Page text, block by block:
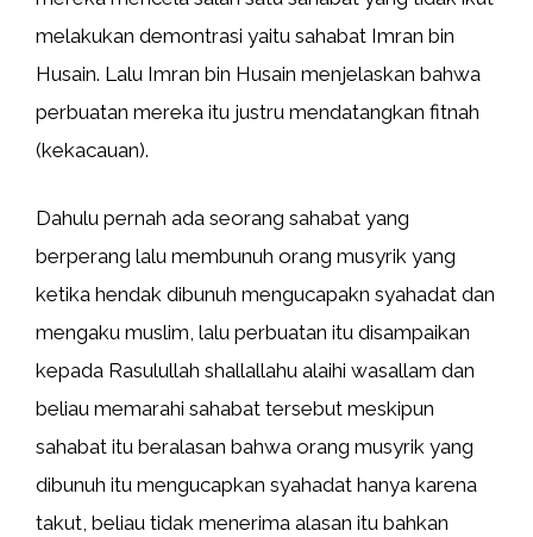
melakukan demontrasi yaitu sahabat Imran bin
Husain. Lalu Imran bin Husain menjelaskan bahwa
perbuatan mereka itu justru mendatangkan fitnah
(kekacauan).
Dahulu pernah ada seorang sahabat yang
berperang lalu membunuh orang musyrik yang
ketika hendak dibunuh mengucapakn syahadat dan
mengaku muslim, lalu perbuatan itu disampaikan
kepada Rasulullah shallallahu alaihi wasallam dan
beliau memarahi sahabat tersebut meskipun
sahabat itu beralasan bahwa orang musyrik yang
dibunuh itu mengucapkan syahadat hanya karena
takut, beliau tidak menerima alasan itu bahkan